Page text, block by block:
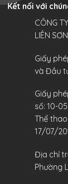
Kết nối với
CÔNG
LIÊN SƠN
Giấy
và Đầu
Giấy
số: 10-
Thể
17/07/
Địa chỉ
Phường